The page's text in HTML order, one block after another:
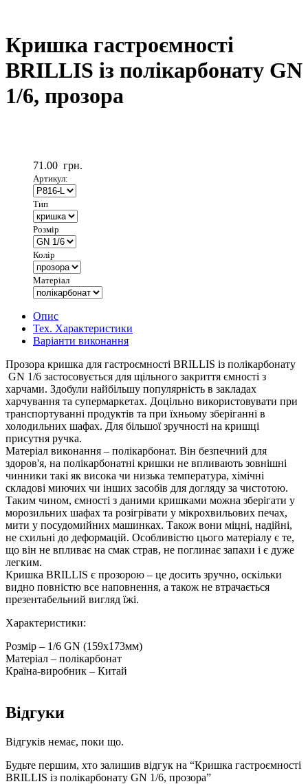
Кришка гастроємності
BRILLIS із полікарбонату GN
1/6, прозора
71.00 грн.
Артикул:
Тип
Розмір
Колір
Матеріал
Опис
Тех. Характеристики
Варіанти виконання
Прозора кришка для гастроємності BRILLIS із полікарбонату
GN 1/6 застосовується для щільного закриття ємності з
харчами. Здобули найбільшу популярність в закладах
харчування та супермаркетах. Доцільно використовувати при
транспортуванні продуктів та при їхньому зберіганні в
холодильних шафах. Для більшої зручності на кришці
присутня ручка.
Матеріал виконання – полікарбонат. Він безпечний для
здоров'я, на полікарбонатні кришки не впливають зовнішні
чинники такі як висока чи низька температура, хімічні
складові миючих чи інших засобів для догляду за чистотою.
Таким чином, ємності з даними кришками можна зберігати у
морозильних шафах та розігрівати у мікрохвильових печах,
мити у посудомийних машинках. Також вони міцні, надійні,
не схильні до деформацій. Особливістю цього матеріалу є те,
що він не впливає на смак страв, не поглинає запахи і є дуже
легким.
Кришка BRILLIS є прозорою – це досить зручно, оскільки
видно повністю все наповнення, а також не втрачається
презентабельний вигляд їжі.
Характеристики:
Розмір – 1/6 GN (159х173мм)
Матеріал – полікарбонат
Країна-виробник – Китай
Відгуки
Відгуків немає, поки що.
Будьте першим, хто залишив відгук на “Кришка гастроємності
BRILLIS із полікарбонату GN 1/6, прозора”